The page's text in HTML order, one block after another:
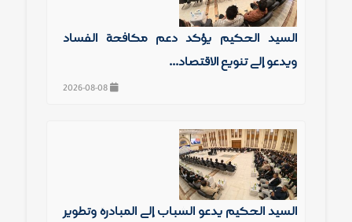
السيد الحكيم يؤكد دعم مكافحة الفساد
ويدعو إلى تنويع الاقتصاد...
2026-08-08
السيد الحكيم يدعو الشباب إلى المبادرة وتطوير